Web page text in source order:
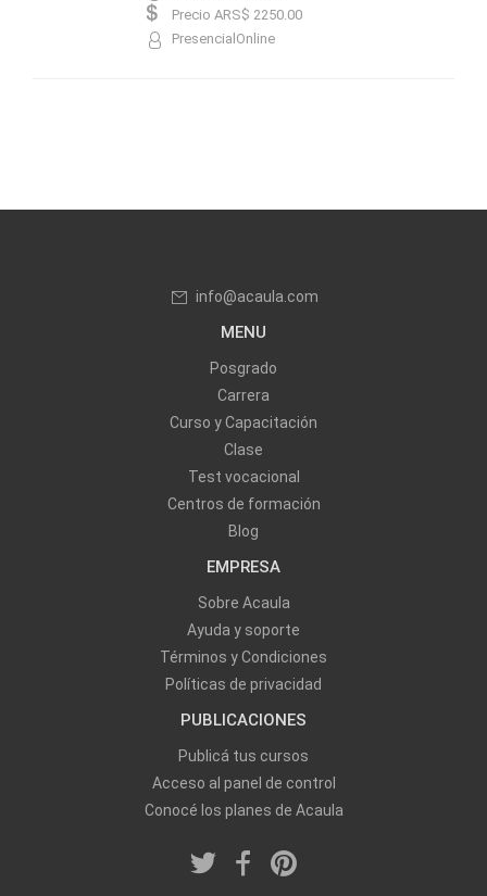
Precio ARS$ 2250.00
PresencialOnline
info@acaula.com
MENU
Posgrado
Carrera
Curso y Capacitación
Clase
Test vocacional
Centros de formación
Blog
EMPRESA
Sobre Acaula
Ayuda y soporte
Términos y Condiciones
Políticas de privacidad
PUBLICACIONES
Publicá tus cursos
Acceso al panel de control
Conocé los planes de Acaula